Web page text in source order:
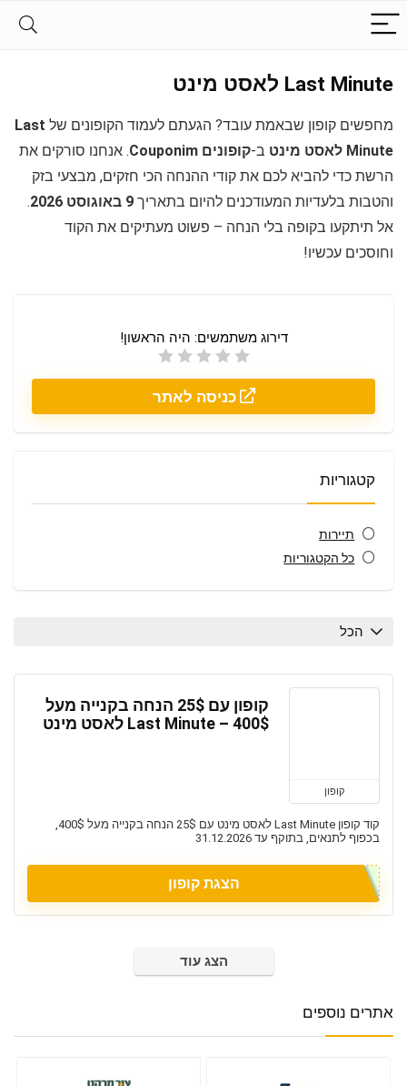
Last Minute לאסט מינט
מחפשים קופון שבאמת עובד? הגעתם לעמוד הקופונים של Last
Minute לאסט מינט
ב-קופונים Couponim
. אנחנו סורקים את
הרשת כדי להביא לכם את קודי ההנחה הכי חזקים, מבצעי בזק
והטבות בלעדיות המעודכנים להיום בתאריך 9 באוגוסט 2026
.
אל תיתקעו בקופה בלי הנחה – פשוט מעתיקים את הקוד
וחוסכים עכשיו!
דירוג משתמשים: היה הראשון!
כניסה לאתר
קטגוריות
תיירות
כל הקטגוריות
הכל
קופון
קופון עם 25$ הנחה בקנייה מעל
400$ – Last Minute לאסט מינט
קוד קופון Last Minute לאסט מינט עם 25$ הנחה בקנייה מעל 400$,
בכפוף לתנאים, בתוקף עד 31.12.2026
הצגת קופון
הצג עוד
אתרים נוספים